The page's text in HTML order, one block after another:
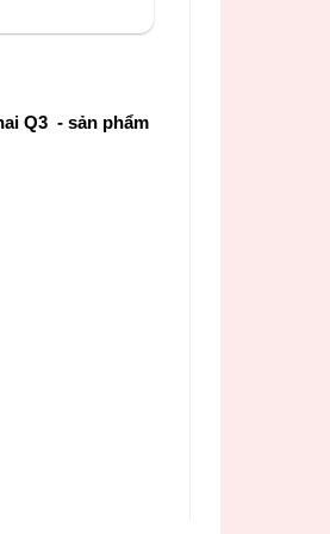
Q3 - sản phẩm